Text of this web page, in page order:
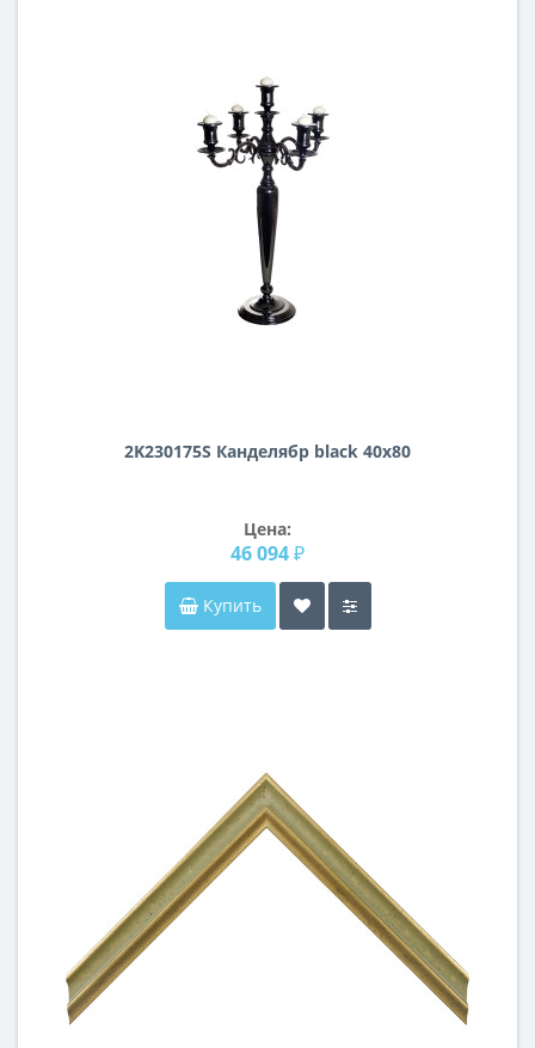
2K230175S Канделябр black 40x80
Цена:
46 094 ₽
Купить